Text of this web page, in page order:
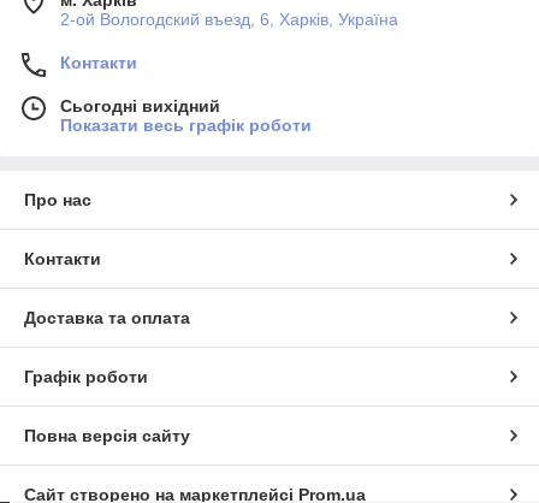
2-ой Вологодский въезд, 6, Харків, Україна
Контакти
Сьогодні вихідний
Показати весь графік роботи
Про нас
Контакти
Доставка та оплата
Графік роботи
Повна версія сайту
Сайт створено на маркетплейсі Prom.ua